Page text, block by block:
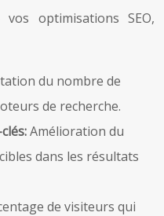
optimisations SEO,
du nombre de
de recherche.
Amélioration du
dans les résultats
de visiteurs qui